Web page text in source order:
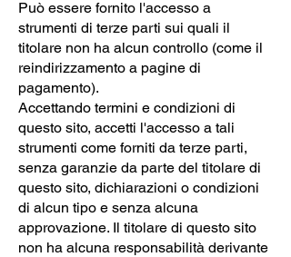
Può essere fornito l'accesso a
strumenti di terze parti sui quali il
titolare non ha alcun controllo (come il
reindirizzamento a pagine di
pagamento).
Accettando termini e condizioni di
questo sito, accetti l'accesso a tali
strumenti come forniti da terze parti,
senza garanzie da parte del titolare di
questo sito, dichiarazioni o condizioni
di alcun tipo e senza alcuna
approvazione. Il titolare di questo sito
non ha alcuna responsabilità derivante